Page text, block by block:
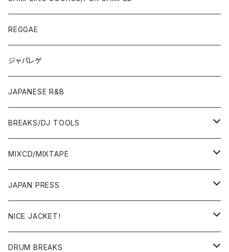
JAPANESE
OTHERS
7"/12"
JAPANESE
OTHERS
REGGAE
ジャパレゲ
JAPANESE R&B
BREAKS/DJ TOOLS
BREAKS/MEGAMIX/CUT UP
RE-EDIT/DJ TOOLS
MIXCD/MIXTAPE
MIXCD
日本語ラップ
JAPANESE DJ
MIXTAPE
JAPAN PRESS
LP(+ OBI)
7"/12"
NICE JACKET！
DONUTS 45
DRUM BREAKS